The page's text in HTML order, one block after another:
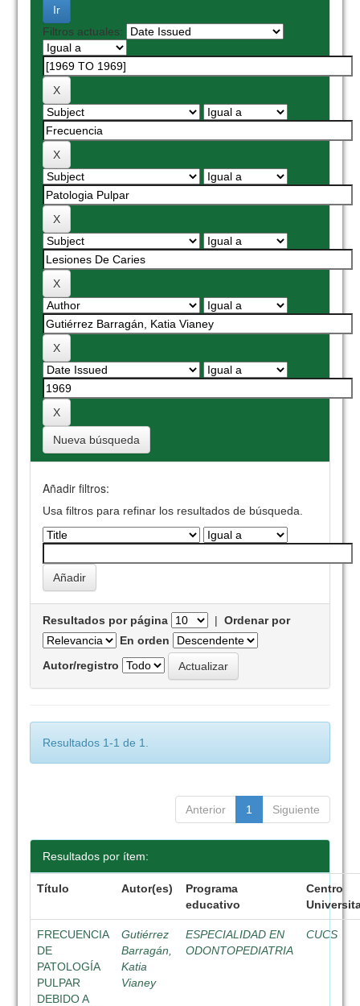
Filtros actuales:
Nueva búsqueda
Añadir filtros:
Usa filtros para refinar los resultados de búsqueda.
Resultados por página |Ordenar por
En orden
Autor/registro
Resultados 1-1 de 1.
Anterior 1 Siguiente
Resultados por ítem:
Título Autor(es)
Programa
educativo
Centro
FRECUENCIA
DE
PATOLOGÍA
PULPAR
DEBIDO A
Gutiérrez
Barragán,
Katia
Vianey
ESPECIALIDAD EN
ODONTOPEDIATRIA
CUCS